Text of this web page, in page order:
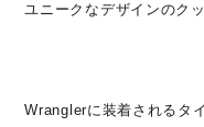
ユニークなデザインのク
Wranglerに装着されるタ